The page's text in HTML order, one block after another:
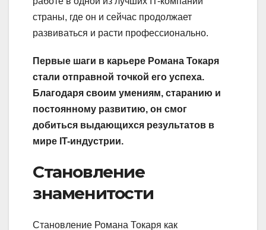
страны, где он и сейчас продолжает
развиваться и расти профессионально.
Первые шаги в карьере Романа Токаря
стали отправной точкой его успеха.
Благодаря своим умениям, старанию и
постоянному развитию, он смог
добиться выдающихся результатов в
мире IT-индустрии.
Становление
знаменитости
Становление Романа Токаря как